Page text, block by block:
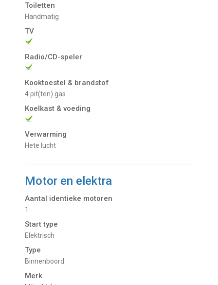
Toiletten
Handmatig
TV
Radio/CD-speler
Kooktoestel & brandstof
4 pit(ten) gas
Koelkast & voeding
Verwarming
Hete lucht
Motor en elektra
Aantal identieke motoren
1
Start type
Elektrisch
Type
Binnenboord
Merk